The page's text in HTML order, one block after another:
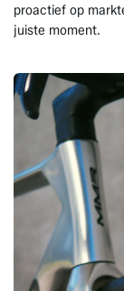
proactief op
juiste moment.